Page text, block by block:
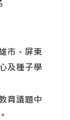
市、屏東
及種子學
育議題中